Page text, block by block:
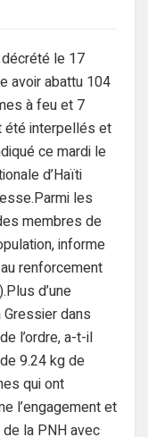
décrété le 17
avoir abattu 104
à feu et 7
été interpellés et
ce mardi le
d’Haïti
les
membres de
informe
renforcement
d’une
dans
l’ordre, a-t-il
9.24 kg de
qui ont
l’engagement et
la PNH avec